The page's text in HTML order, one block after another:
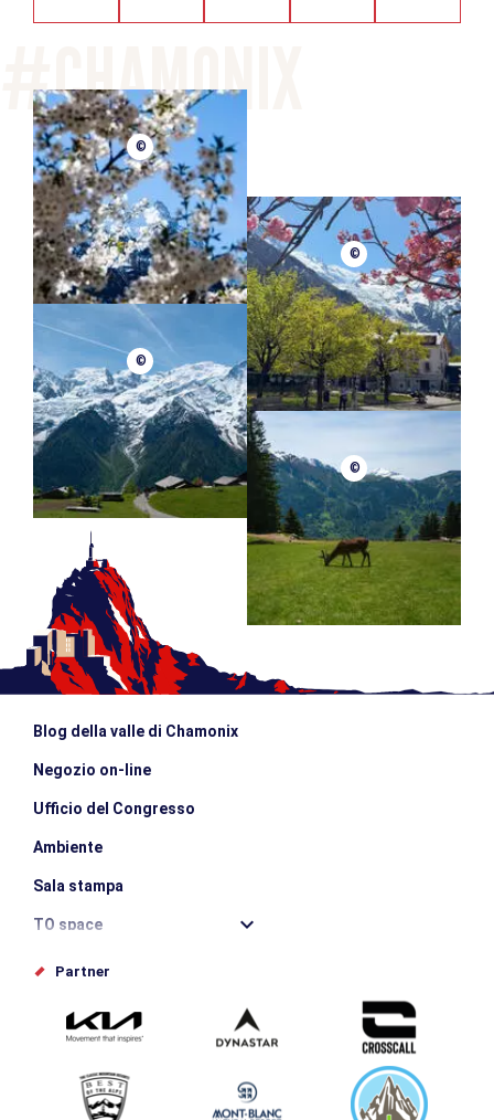
©
©
©
©
Blog della valle di Chamonix
Negozio on-line
Ufficio del Congresso
Ambiente
Sala stampa
TO space
Offices de tourisme
Inviate il vostro evento
Service groupes et séminaires
Partner